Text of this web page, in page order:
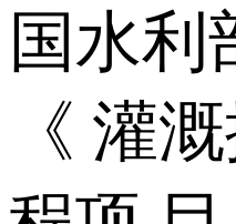
国水利
《 灌